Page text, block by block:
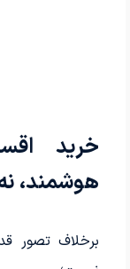
خرید
هوشمند،
برخلاف تصور